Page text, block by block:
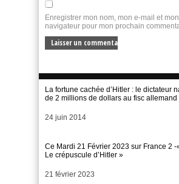
Enregistrer mon nom, mon e-mail et
navigateur pour mon prochain
La fortune cachée d’Hitler : le dictateur
de 2 millions de dollars au fisc allemand
Date
24 juin 2014
Ce Mardi 21 Février 2023 sur France 2 -
Le crépuscule d’Hitler »
Date
21 février 2023